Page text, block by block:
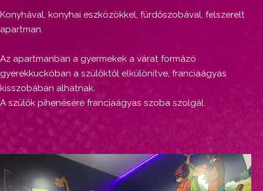
Konyhával, konyhai eszközökkel, fürdőszobával, felszerelt
apartman.
Az apartmanban a gyermekek a várat formázó
gyerekkuckóban a szülőktől elkülönítve, franciaágyas
kisszobában alhatnak.
A szülők pihenésére franciaágyas szoba szolgál.